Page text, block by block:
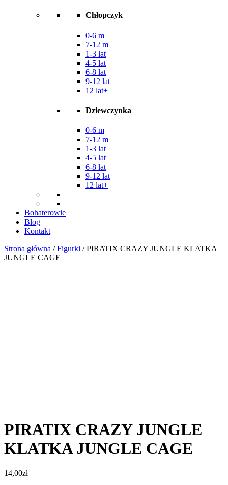
Chłopczyk
0-6 m
7-12 m
1-3 lat
4-5 lat
6-8 lat
9-12 lat
12 lat+
Dziewczynka
0-6 m
7-12 m
1-3 lat
4-5 lat
6-8 lat
9-12 lat
12 lat+
Bohaterowie
Blog
Kontakt
Strona główna /Figurki / PIRATIX CRAZY JUNGLE KLATKA
JUNGLE CAGE
PIRATIX CRAZY JUNGLE
KLATKA JUNGLE CAGE
14,00zł